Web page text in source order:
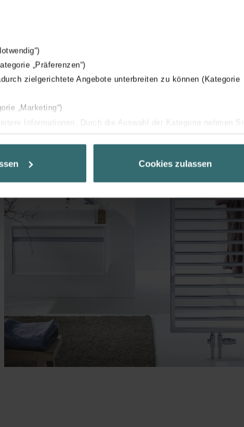
„Präferenzen“)
zielgerichtete Angebote unterbreiten zu können (Kategorie
„Marketing“)
Informationen. Durch die Auswahl der Kategorie nehmen Sie
zu ermöglichen und Ihnen maßgeschneiderte Informationen
können Sie selbstverständlich über einen Link in der
údajů
Şirketi: Web Sitesi Çerezleri
Cookies zulassen